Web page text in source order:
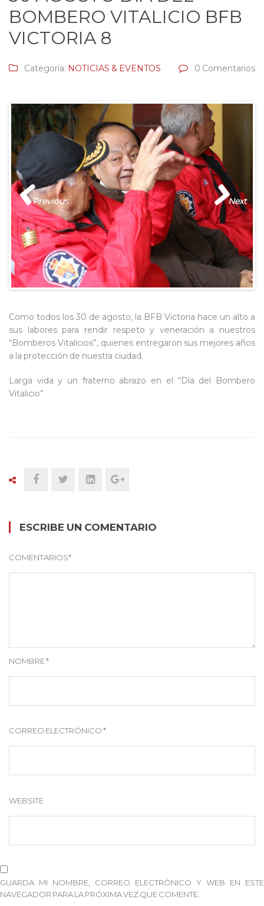
BOMBERO VITALICIO BFB
VICTORIA 8
Categoría: NOTICIAS & EVENTOS 0 Comentarios
Previous Next
Como todos los 30 de agosto, la BFB Victoria hace un alto a
sus labores para rendir respeto y veneración a nuestros
“Bomberos Vitalicios”, quienes entregaron sus mejores años
a la protección de nuestra ciudad.
Larga vida y un fraterno abrazo en el “Día del Bombero
Vitalicio”
ESCRIBE UN COMENTARIO
COMENTARIOS*
NOMBRE*
CORREO ELECTRÓNICO*
WEBSITE
GUARDA MI NOMBRE, CORREO ELECTRÓNICO Y WEB EN ESTE
NAVEGADOR PARA LA PRÓXIMA VEZ QUE COMENTE.